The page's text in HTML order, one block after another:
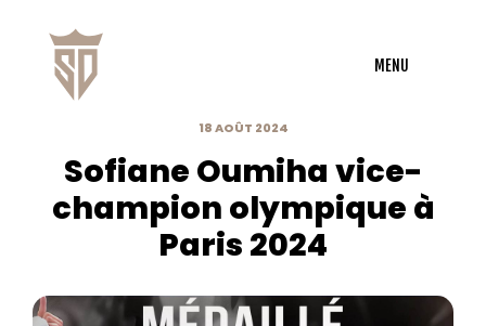
MENU
18 AOÛT 2024
Sofiane Oumiha vice-
champion olympique à
Paris 2024